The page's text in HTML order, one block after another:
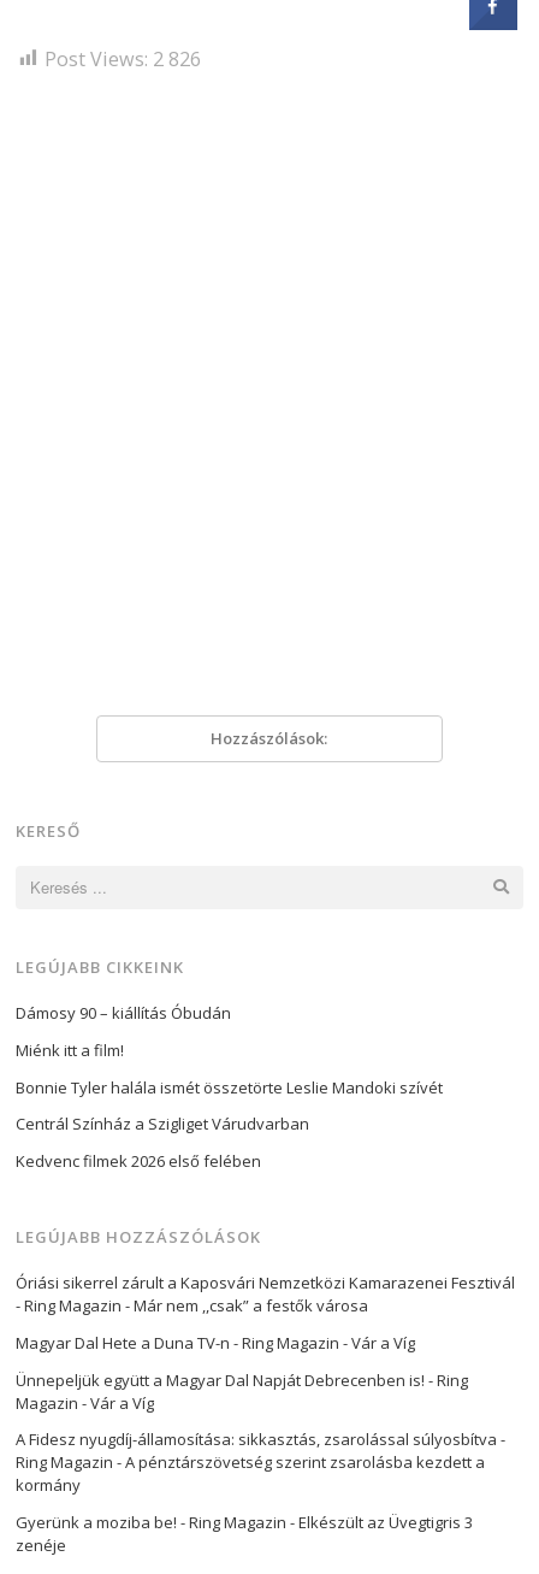
Post Views: 2 826
Hozzászólások:
KERESŐ
Keresés:
LEGÚJABB CIKKEINK
Dámosy 90 – kiállítás Óbudán
Miénk itt a film!
Bonnie Tyler halála ismét összetörte Leslie Mandoki szívét
Centrál Színház a Szigliget Várudvarban
Kedvenc filmek 2026 első felében
LEGÚJABB HOZZÁSZÓLÁSOK
Óriási sikerrel zárult a Kaposvári Nemzetközi Kamarazenei Fesztivál
- Ring Magazin -Már nem ,,csak” a festők városa
Magyar Dal Hete a Duna TV-n - Ring Magazin -Vár a Víg
Ünnepeljük együtt a Magyar Dal Napját Debrecenben is! - Ring
Magazin -Vár a Víg
A Fidesz nyugdíj-államosítása: sikkasztás, zsarolással súlyosbítva -
Ring Magazin -A pénztárszövetség szerint zsarolásba kezdett a
kormány
Gyerünk a moziba be! - Ring Magazin -Elkészült az Üvegtigris 3
zenéje